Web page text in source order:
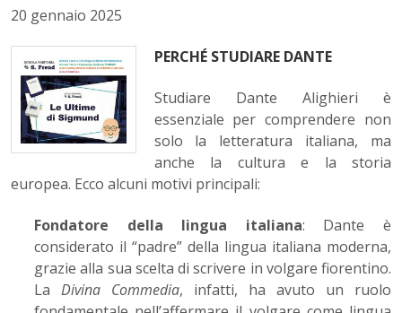
20 gennaio 2025
PERCHÉ STUDIARE DANTE
Studiare Dante Alighieri è
essenziale per comprendere non
solo la letteratura italiana, ma
anche la cultura e la storia
europea. Ecco alcuni motivi principali:
Fondatore della lingua italiana: Dante è
considerato il “padre” della lingua italiana moderna,
grazie alla sua scelta di scrivere in volgare fiorentino.
La Divina Commedia, infatti, ha avuto un ruolo